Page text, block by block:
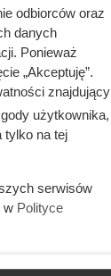
odbiorców oraz
danych
Ponieważ
„Akceptuję”.
znajdujący
użytkownika,
tylko na tej
serwisów
w Polityce